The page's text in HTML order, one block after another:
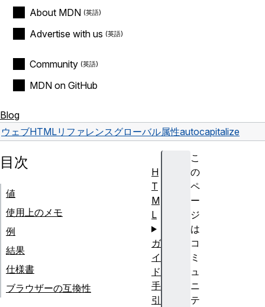
About MDN
Advertise with us
Community
MDN on GitHub
Blog
ウェブHTMLリファレンスグローバル属性autocapitalize
こ
の
ペ
ー
ジ
は
コ
ミ
ュ
ニ
テ
目次
値
使用上のメモ
例
結果
仕様書
ブラウザーの互換性
H
T
M
L
ガ
イ
ド
手
引